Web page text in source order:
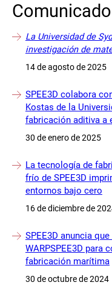
La Universidad de
investigación de
14 de agosto de 2025
SPEE3D colabora
Kostas de la
fabricación aditiva a
30 de enero de 2025
La tecnología de
frío de SPEE3D
entornos bajo cero
16 de diciembre de
SPEE3D anuncia
WARPSPEE3D para
fabricación marítima
30 de octubre de 2024